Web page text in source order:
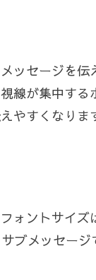
ッセージを伝
線が集中する
やすくなりま
ォントサイズ
ブメッセージ